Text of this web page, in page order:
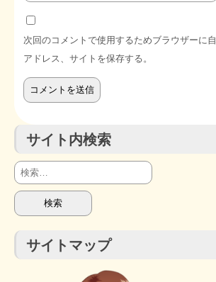
次回のコメントで使用するためブラウザーに
アドレス、サイトを保存する。
サイト内検索
検
索:
サイトマップ